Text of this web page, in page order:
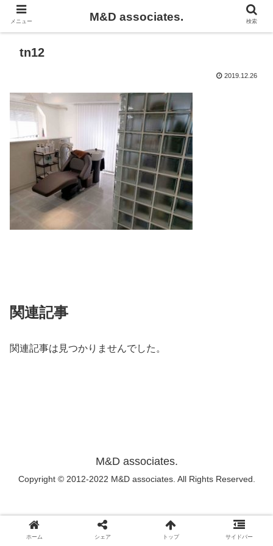
tn12
2019.12.26
関連記事
関連記事は見つかりませんでした。
M&D associates.
Copyright © 2012-2022 M&D associates. All Rights Reserved.
メニュー M&D associates. 検索
ホーム シェア トップ サイドバー